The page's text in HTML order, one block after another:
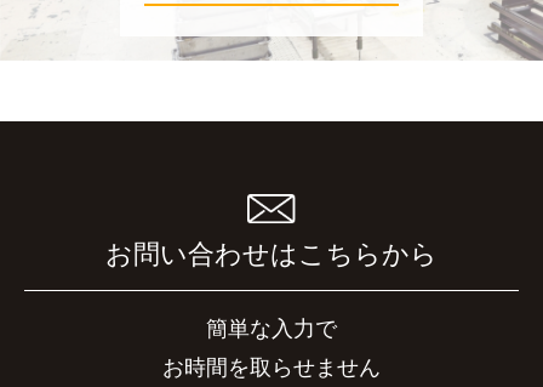
お問い合わせはこちらから
簡単な入力で
お時間を取らせません